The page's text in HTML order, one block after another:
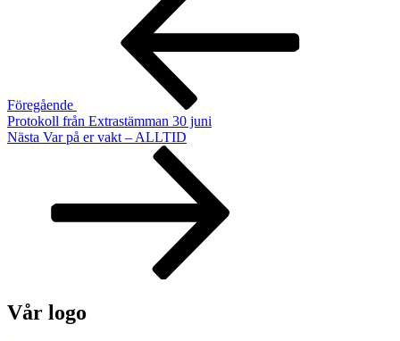
Föregående
Protokoll från Extrastämman 30 juni
Nästa
Nästa Var på er vakt – ALLTID
Vår logo